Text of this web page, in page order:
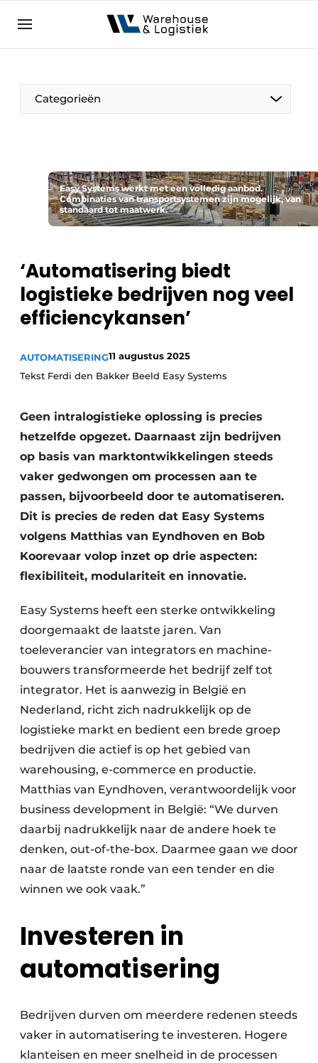
NL EN
Categorieën
Easy Systems werkt met een volledig aanbod.
Combinaties van transportsystemen zijn mogelijk, van
standaard tot maatwerk.
‘Automatisering biedt
logistieke bedrijven nog veel
efficiencykansen’
AUTOMATISERING11 augustus 2025
Tekst Ferdi den Bakker Beeld Easy Systems
Geen intralogistieke oplossing is precies
hetzelfde opgezet. Daarnaast zijn bedrijven
op basis van marktontwikkelingen steeds
vaker gedwongen om processen aan te
passen, bijvoorbeeld door te automatiseren.
Dit is precies de reden dat Easy Systems
volgens Matthias van Eyndhoven en Bob
Koorevaar volop inzet op drie aspecten:
flexibiliteit, modulariteit en innovatie.
Easy Systems heeft een sterke ont­wikkeling
doorgemaakt de laatste jaren. Van
toeleverancier van integrators en machine­
bouwers transformeerde het bedrijf zelf tot
integrator. Het is aanwezig in België en
Nederland, richt zich nadrukkelijk op de
logistieke markt en bedient een brede groep
bedrijven die actief is op het gebied van
warehousing, e-commerce en productie.
Matthias van Eyndhoven, verantwoordelijk voor
business development in België: “We durven
daarbij nadrukkelijk naar de andere hoek te
denken, out-of-the-box. Daarmee gaan we door
naar de laatste ronde van een tender en die
winnen we ook vaak.”
Investeren in
automatisering
Bedrijven durven om meerdere redenen steeds
vaker in automatisering te investeren. Hogere
klanteisen en meer snelheid in de processen